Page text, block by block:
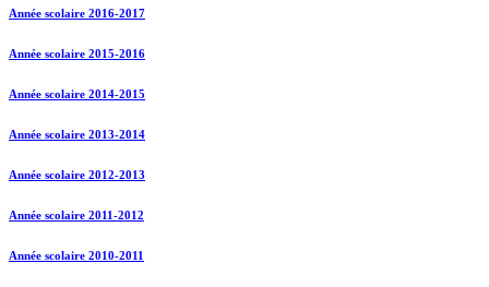
Année scolaire 2016-2017
Année scolaire 2015-2016
Année scolaire 2014-2015
Année scolaire 2013-2014
Année scolaire 2012-2013
Année scolaire 2011-2012
Année scolaire 2010-2011